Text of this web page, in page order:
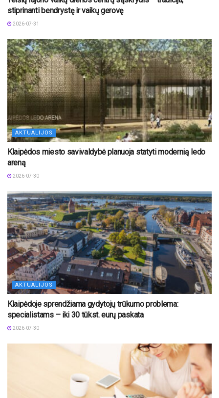
stiprinanti bendrystę ir vaikų gerovę
2026-07-31
AKTUALIJOS
Klaipėdos miesto savivaldybė planuoja statyti modernią ledo
areną
2026-07-30
AKTUALIJOS
Klaipėdoje sprendžiama gydytojų trūkumo problema:
specialistams – iki 30 tūkst. eurų paskata
2026-07-30